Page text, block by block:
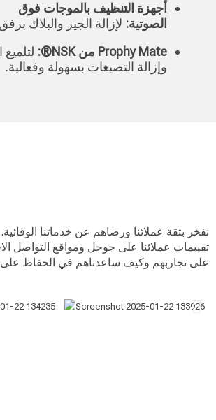
أجهزة التنظيف بالموجات فوق
الصوتية: لإزالة الجير والبلاك
Prophy Mate منNSK®:
لتلميع
وإزالة التصبغات بسهولة وفعالية.
نفخر بثقة عملائنا ورضاهم عن خدماتنا
تقييمات عملائنا على جوجل ومواقع التواصل
على تجاربهم وكيف ساعدناهم في الحفاظ